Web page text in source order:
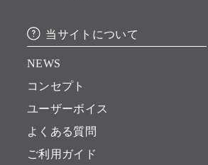
当サイトについて
NEWS
コンセプト
ユーザーボイス
よくある質問
ご利用ガイド